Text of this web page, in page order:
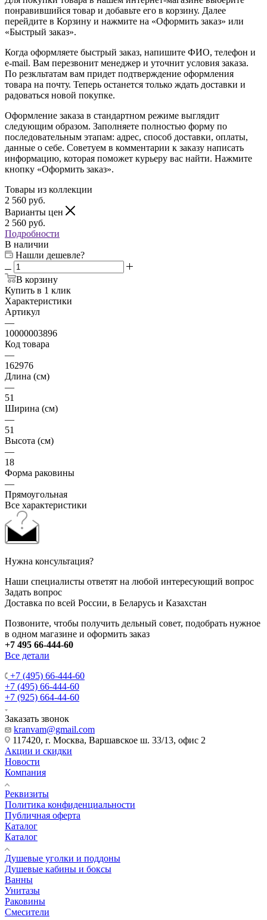
перейдите в Корзину и нажмите на «Оформить заказ» или
«Быстрый заказ».
e-mail. Вам перезвонит менеджер и уточнит условия заказа.
По резкльтатам вам придет подтверждение оформления
товара на почту. Теперь останется только ждать доставки и
радоваться новой покупке.
следующим образом. Заполняете полностью форму по
последовательным этапам: адрес, способ доставки, оплаты,
данные о себе. Советуем в комментарии к заказу написать
информацию, которая поможет курьеру вас найти. Нажмите
кнопку «Оформить заказ».
2 560руб.
Варианты цен
2 560руб.
Подробности
В наличии
Нашли дешевле?
В корзину
Купить в 1 клик
Характеристики
Артикул
—
10000003896
Код товара
—
162976
Длина (см)
—
51
Ширина (см)
—
51
Высота (см)
—
18
Форма раковины
—
Прямоугольная
Все характеристики
Задать вопрос
Доставка по всей России, в Беларусь и Казахстан
в одном магазине и оформить заказ
+7 495 66-444-60
Все детали
+7 (495) 66-444-60
+7 (925) 664-44-60
Заказать звонок
kranvam@gmail.com
117420, г. Москва, Варшавское ш. 33/13, офис 2
Акции и скидки
Новости
Компания
Реквизиты
Политика конфиденциальности
Публичная оферта
Каталог
Каталог
Душевые уголки и поддоны
Душевые кабины и боксы
Ванны
Унитазы
Раковины
Смесители